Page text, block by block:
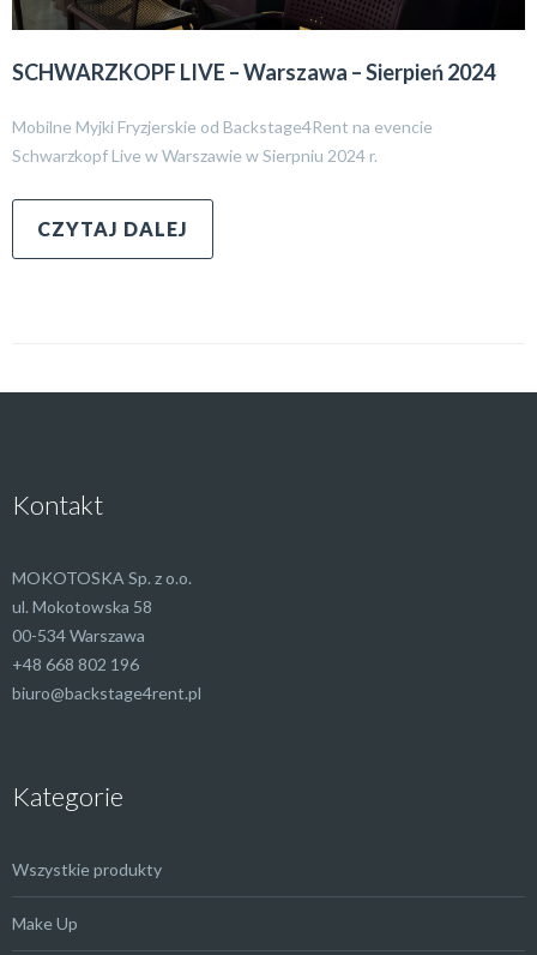
SCHWARZKOPF LIVE – Warszawa – Sierpień 2024
Mobilne Myjki Fryzjerskie od Backstage4Rent na evencie
Schwarzkopf Live w Warszawie w Sierpniu 2024 r.
CZYTAJ DALEJ
Kontakt
MOKOTOSKA Sp. z o.o.
ul. Mokotowska 58
00-534 Warszawa
+48 668 802 196
biuro@backstage4rent.pl
Kategorie
Wszystkie produkty
Make Up